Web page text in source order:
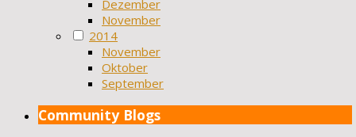
Dezember
November
2014
November
Oktober
September
Community Blogs